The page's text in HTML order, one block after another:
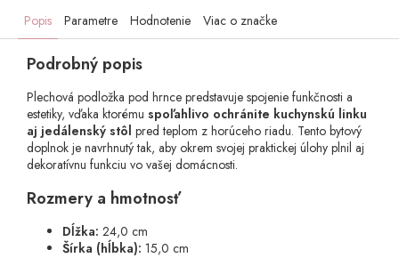
Popis Parametre Hodnotenie Viac o značke
Podrobný popis
Plechová podložka pod hrnce predstavuje spojenie funkčnosti a
estetiky, vďaka ktorému spoľahlivo ochránite kuchynskú linku
aj jedálenský stôl pred teplom z horúceho riadu. Tento bytový
doplnok je navrhnutý tak, aby okrem svojej praktickej úlohy plnil aj
dekoratívnu funkciu vo vašej domácnosti.
Rozmery a hmotnosť
Dĺžka: 24,0 cm
Šírka (hĺbka): 15,0 cm